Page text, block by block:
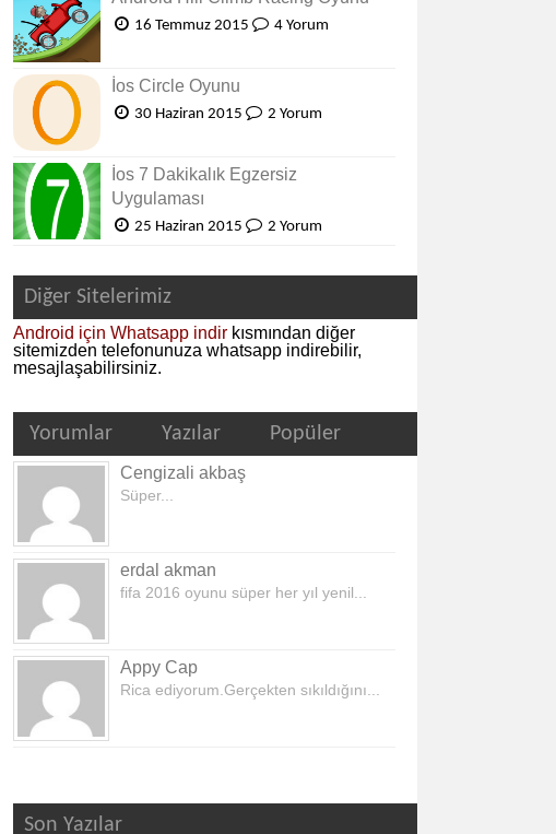
16 Temmuz 2015 4 Yorum
İos Circle Oyunu
30 Haziran 2015 2 Yorum
İos 7 Dakikalık Egzersiz
Uygulaması
25 Haziran 2015 2 Yorum
Diğer Sitelerimiz
Android için Whatsapp indirkısmından diğer
sitemizden telefonunuza whatsapp indirebilir,
mesajlaşabilirsiniz.
Yorumlar Yazılar Popüler
Cengizali akbaş
Süper...
erdal akman
fifa 2016 oyunu süper her yıl yenil...
Appy Cap
Rica ediyorum.Gerçekten sıkıldığını...
Son Yazılar